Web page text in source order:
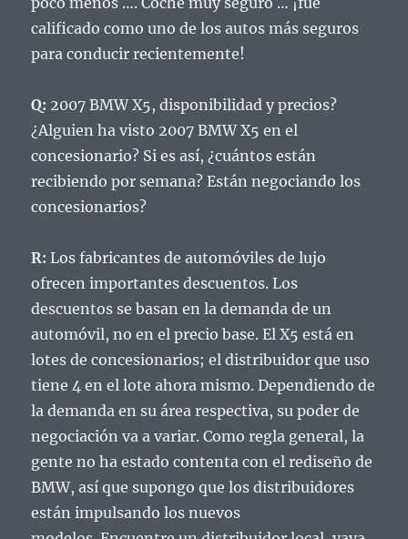
calificado como uno de los autos más seguros
para conducir recientemente!
Q: 2007 BMW X5, disponibilidad y precios?
¿Alguien ha visto 2007 BMW X5 en el
concesionario? Si es así, ¿cuántos están
recibiendo por semana? Están negociando los
concesionarios?
R: Los fabricantes de automóviles de lujo
ofrecen importantes descuentos. Los
descuentos se basan en la demanda de un
automóvil, no en el precio base. El X5 está en
lotes de concesionarios; el distribuidor que uso
tiene 4 en el lote ahora mismo. Dependiendo de
la demanda en su área respectiva, su poder de
negociación va a variar. Como regla general, la
gente no ha estado contenta con el rediseño de
BMW, así que supongo que los distribuidores
están impulsando los nuevos